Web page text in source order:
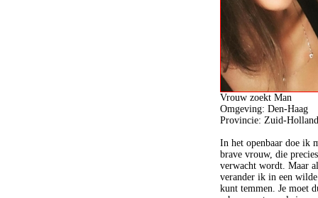
Vrouw zoekt Man
Omgeving: Den-Haag
Provincie: Zuid-Holland
In het openbaar doe ik
brave vrouw, die
verwacht wordt. Maar
verander ik in een
kunt temmen. Je moet